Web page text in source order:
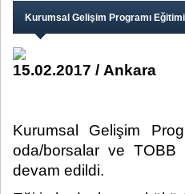
Kurumsal Gelişim Programı
15.02.2017 / Ankara
Kurumsal Gelişim
oda/borsalar ve TOBB
devam edildi.​